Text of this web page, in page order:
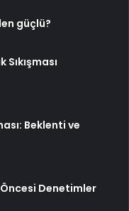
güçlü?
Beklenti ve
Denetimler